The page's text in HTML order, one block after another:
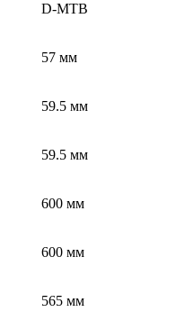
D-MTB
57 мм
59.5 мм
59.5 мм
600 мм
600 мм
565 мм